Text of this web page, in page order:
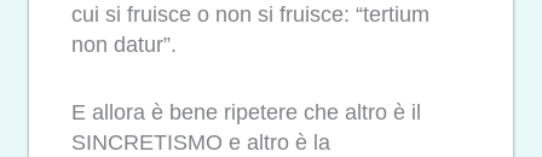
cui si fruisce o non si fruisce: “tertium
non datur”.
E allora è bene ripetere che altro è il
SINCRETISMO e altro è la